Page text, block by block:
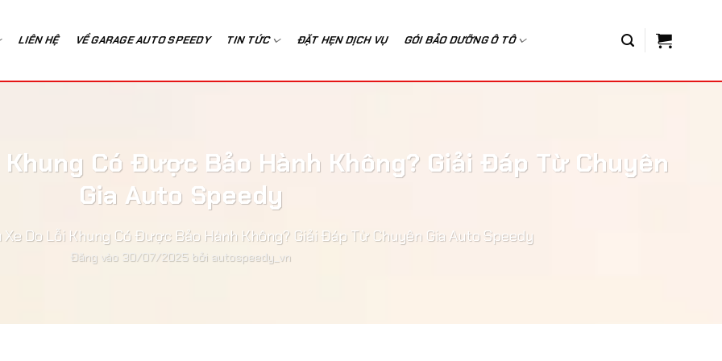
LIÊN HỆ VỀ GARAGE AUTO SPEEDY TIN TỨC ĐẶT HẸN DỊCH VỤ GÓI BẢO DƯỠNG Ô TÔ
Có Được Bảo Hành Không? Giải Đáp Từ Chuyên
Gia Auto Speedy
Xe Do Lỗi Khung Có Được Bảo Hành Không? Giải Đáp Từ Chuyên Gia Auto Speedy
Đăng vào 30/07/2025 bởi autospeedy_vn